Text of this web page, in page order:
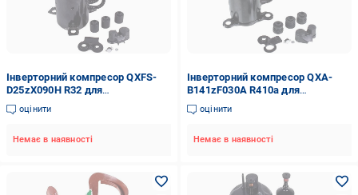
Інверторний компресор QXFS-
D25zX090H R32 для
UE32H5303AK/UE32H5373AS
(00000046594)
оцінити
Немає в наявності
Інверторний компресор QXA-
B141zF030A R410a для
кондиціонерів Gree
Cooper&Hunter (00000046579)
оцінити
Немає в наявності